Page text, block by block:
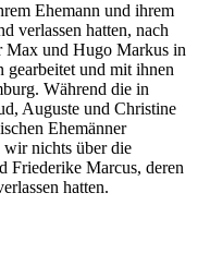
Ehemann und ihrem
verlassen hatten, nach
Max und Hugo Markus in
und mit ihnen
Während die in
Auguste und Christine
Ehe­män­ner
wir nichts über die
Friederike Marcus, deren
hatten.